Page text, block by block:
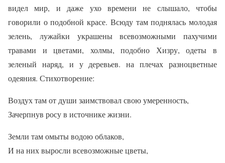
видел мир, и даже ухо времени не слышало, чтобы
говорили о подобной красе. Всюду там поднялась молодая
зелень, лужайки украшены всевозможными пахучими
травами и цветами, холмы, подобно
Хизру, одеты в
зеленый наряд, и у деревьев. на плечах разноцветные
одеяния. Стихотворение:
Воздух там от души заимствовал свою умеренность,
Зачерпнув росу в источнике жизни.
Земли там омыты водою облаков,
И на них выросли всевозможные цветы,